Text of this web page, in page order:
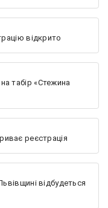
відкрито
табір «Стежина
реєстрація
відбудеться